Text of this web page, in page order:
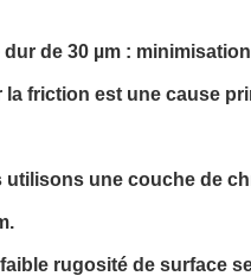
de 30 µm :
la friction est une cause
utilisons une couche de
rugosité de surface